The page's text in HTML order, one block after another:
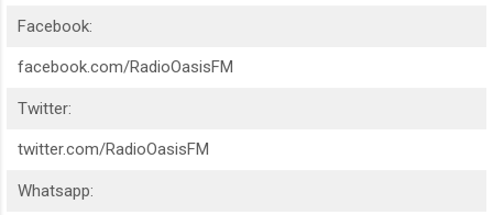
Facebook:
facebook.com/RadioOasisFM
Twitter:
twitter.com/RadioOasisFM
Whatsapp: